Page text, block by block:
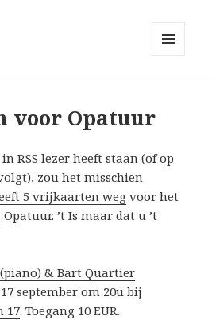
Opatuur
RSS lezer heeft staan (of op
zou het misschien
5 vrijkaarten weg voor het
’t Is maar dat u ’t
& Bart Quartier
september om 20u bij
17. Toegang 10 EUR.